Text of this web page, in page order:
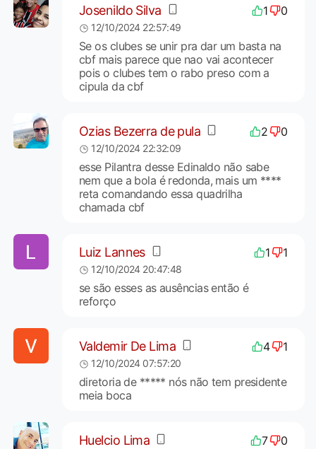
Josenildo Silva 1 0
12/10/2024 22:57:49
Se os clubes se unir pra dar um basta na
cbf mais parece que nao vai acontecer
pois o clubes tem o rabo preso com a
cipula da cbf
Ozias Bezerra de pula 2 0
12/10/2024 22:32:09
esse Pilantra desse Edinaldo não sabe
nem que a bola é redonda, mais um ****
reta comandando essa quadrilha
chamada cbf
Luiz Lannes 1 1
12/10/2024 20:47:48
se são esses as ausências então é
reforço
Valdemir De Lima 4 1
12/10/2024 07:57:20
diretoria de ***** nós não tem presidente
meia boca
Huelcio Lima 7 0